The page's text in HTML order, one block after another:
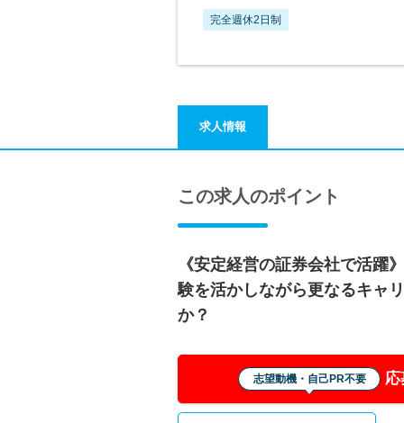
完全週休2日制
求人情報
この求人のポイント
《安定経営の証券会社で活躍
験を活かしながら更なるキャ
か？
志望動機・自己PR不要